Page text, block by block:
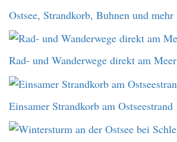
Ostsee, Strandkorb, Buhnen und mehr
Rad- und Wanderwege direkt am Meer
Einsamer Strandkorb am Ostseestrand